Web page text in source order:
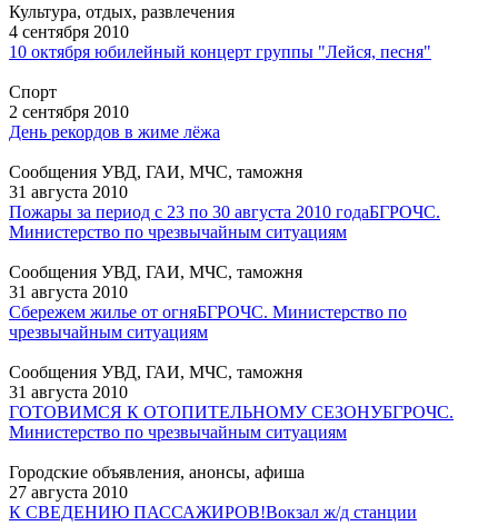
Культура, отдых, развлечения
4 сентября 2010
10 октября юбилейный концерт группы "Лейся, песня"
Спорт
2 сентября 2010
День рекордов в жиме лёжа
Сообщения УВД, ГАИ, МЧС, таможня
31 августа 2010
Пожары за период с 23 по 30 августа 2010 годаБГРОЧС.
Министерство по чрезвычайным ситуациям
Сообщения УВД, ГАИ, МЧС, таможня
31 августа 2010
Сбережем жилье от огняБГРОЧС. Министерство по
чрезвычайным ситуациям
Сообщения УВД, ГАИ, МЧС, таможня
31 августа 2010
ГОТОВИМСЯ К ОТОПИТЕЛЬНОМУ СЕЗОНУБГРОЧС.
Министерство по чрезвычайным ситуациям
Городские объявления, анонсы, афиша
27 августа 2010
К СВЕДЕНИЮ ПАССАЖИРОВ!Вокзал ж/д станции